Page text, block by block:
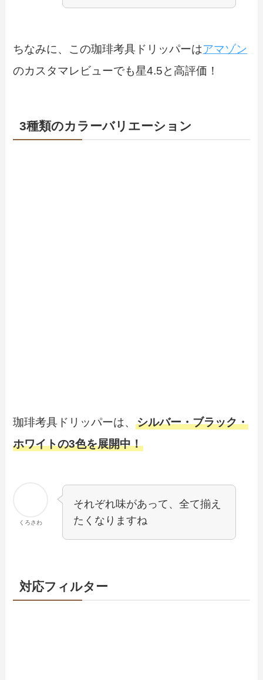
ちなみに、この珈琲考具ドリッパーはアマゾン
のカスタマレビューでも星4.5と高評価！
3種類のカラーバリエーション
珈琲考具ドリッパーは、シルバー・ブラック・
ホワイトの3色を展開中！
くろさわ
それぞれ味があって、全て揃え
たくなりますね
対応フィルター